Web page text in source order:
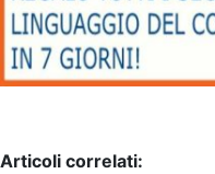
Articoli correlati: